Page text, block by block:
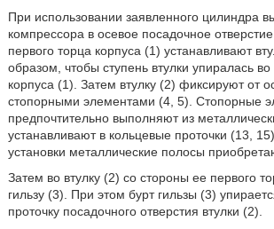
При использовании заявленного цилиндра
компрессора в осевое посадочное
первого торца корпуса (1) устанавливают
образом, чтобы ступень втулки упиралась во
корпуса (1). Затем втулку (2) фиксируют от
стопорными элементами (4, 5). Стопорные
предпочтительно выполняют из
устанавливают в кольцевые проточки (13,
установки металлические полосы
Затем во втулку (2) со стороны ее первого
гильзу (3). При этом бурт гильзы (3)
проточку посадочного отверстия втулки (2).